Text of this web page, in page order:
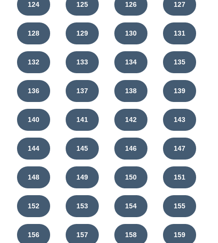
124 125 126 127
128 129 130 131
132 133 134 135
136 137 138 139
140 141 142 143
144 145 146 147
148 149 150 151
152 153 154 155
156 157 158 159